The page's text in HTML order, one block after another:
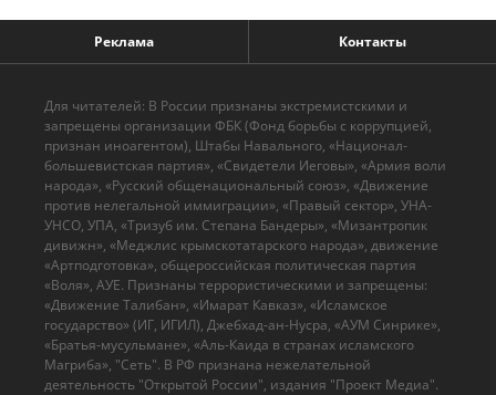
Реклама Контакты
Для читателей: В России признаны экстремистскими и
запрещены организации ФБК (Фонд борьбы с коррупцией,
признан иноагентом), Штабы Навального, «Национал-
большевистская партия», «Свидетели Иеговы», «Армия воли
народа», «Русский общенациональный союз», «Движение
против нелегальной иммиграции», «Правый сектор», УНА-
УНСО, УПА, «Тризуб им. Степана Бандеры», «Мизантропик
дивижн», «Меджлис крымскотатарского народа», движение
«Артподготовка», общероссийская политическая партия
«Воля», АУЕ. Признаны террористическими и запрещены:
«Движение Талибан», «Имарат Кавказ», «Исламское
государство» (ИГ, ИГИЛ), Джебхад-ан-Нусра, «АУМ Синрике»,
«Братья-мусульмане», «Аль-Каида в странах исламского
Магриба», "Сеть". В РФ признана нежелательной
деятельность "Открытой России", издания "Проект Медиа".